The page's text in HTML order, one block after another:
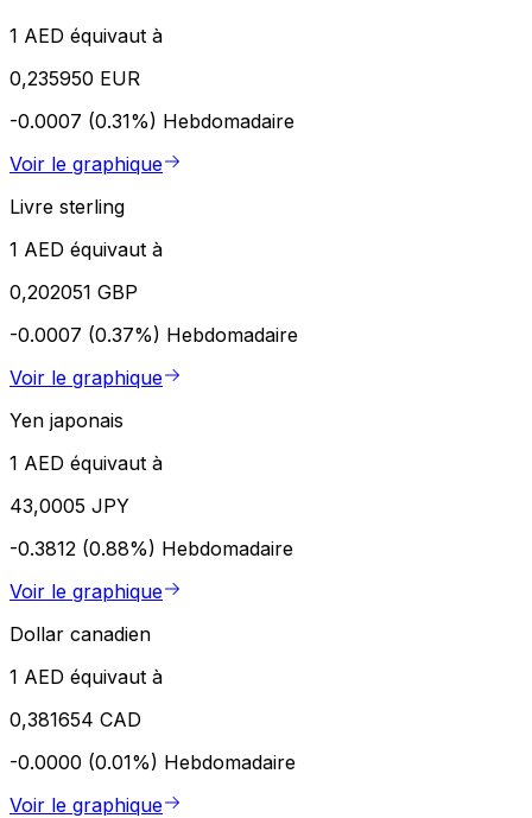
1 AED équivaut à
0,235950 EUR
-0.0007 (0.31%) Hebdomadaire
Voir le graphique
Livre sterling
1 AED équivaut à
0,202051 GBP
-0.0007 (0.37%) Hebdomadaire
Voir le graphique
Yen japonais
1 AED équivaut à
43,0005 JPY
-0.3812 (0.88%) Hebdomadaire
Voir le graphique
Dollar canadien
1 AED équivaut à
0,381654 CAD
-0.0000 (0.01%) Hebdomadaire
Voir le graphique